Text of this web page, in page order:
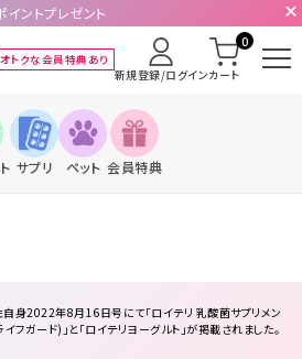
ントプレゼント
オトクな会員特典あり
新規登録/ログインカート
0
サプリ ペット 会員特典
自身2022年8月16日号にて「ロイテリ 乳酸菌サプリメン
フガード)」と「ロイテリヨーグルト」が掲載されました。